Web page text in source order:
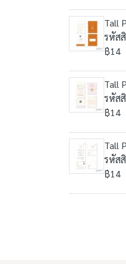
Tall
รหัส
฿14
Tall
รหัส
฿14
Tall
รหัส
฿14